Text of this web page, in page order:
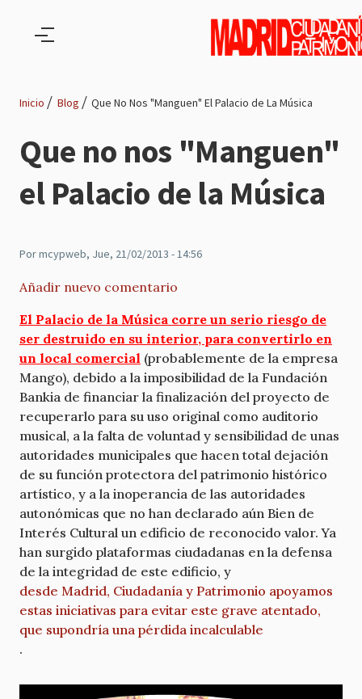
Ruta
de
navegación
Inicio Blog Que No Nos "Manguen" El Palacio de La Música
Que no nos "Manguen"
el Palacio de la Música
Pormcypweb, Jue, 21/02/2013 - 14:56
Añadir nuevo comentario
El Palacio de la Música corre un serio riesgo de
ser destruido en su interior, para convertirlo en
un local comercial (probablemente de la empresa
Mango), debido a la imposibilidad de la Fundación
Bankia de financiar la finalización del proyecto de
recuperarlo para su uso original como auditorio
musical, a la falta de voluntad y sensibilidad de unas
autoridades municipales que hacen total dejación
de su función protectora del patrimonio histórico
artístico, y a la inoperancia de las autoridades
autonómicas que no han declarado aún Bien de
Interés Cultural un edificio de reconocido valor. Ya
han surgido plataformas ciudadanas en la defensa
de la integridad de este edificio, y
desde Madrid, Ciudadanía y Patrimonio apoyamos
estas iniciativas para evitar este grave atentado,
que supondría una pérdida incalculable
.